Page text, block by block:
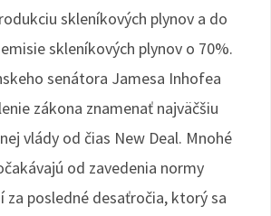
skleníkových plynov a do
skleníkových plynov o 70%.
senátora Jamesa Inhofea
zákona znamenať najväčšiu
vlády od čias New Deal. Mnohé
od zavedenia normy
za posledné desaťročia, ktorý sa